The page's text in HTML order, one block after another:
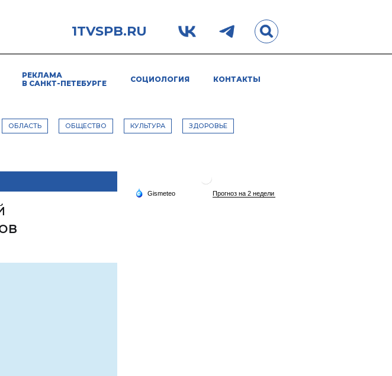
1TVSPB.RU
РЕКЛАМА
В САНКТ-ПЕТЕБУРГЕ
СОЦИОЛОГИЯ КОНТАКТЫ
ОБЛАСТЬ ОБЩЕСТВО КУЛЬТУРА ЗДОРОВЬЕ